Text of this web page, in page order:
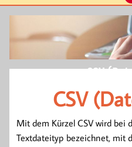
CSV
CSV
Mit dem Kürzel CSV wird bei
Textdateityp bezeichnet, mit